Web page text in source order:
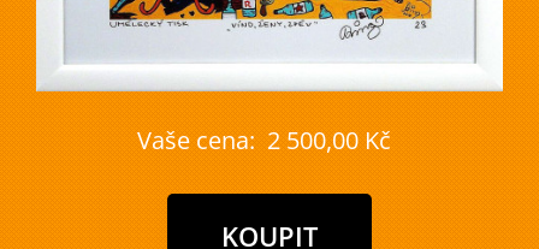
Vaše cena: 2 500,00 Kč